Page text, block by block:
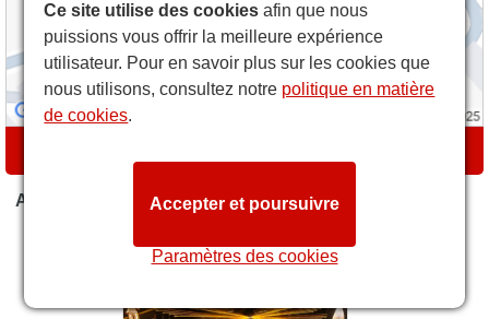
A L'AFFICHE
Pay No Fees
Ce site utilise des cookies afin que nous
puissions vous offrir la meilleure expérience
utilisateur. Pour en savoir plus sur les cookies que
nous utilisons, consultez notre politique en matière
de cookies.
Paramètres des cookies
Accepter et poursuivre